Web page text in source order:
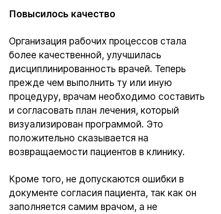
Повысилось качество
Организация рабочих процессов стала
более качественной, улучшилась
дисциплинированность врачей. Теперь
прежде чем выполнить ту или иную
процедуру, врачам необходимо составить
и согласовать план лечения, который
визуализирован программой. Это
положительно сказывается на
возвращаемости пациентов в клинику.
Кроме того, не допускаются ошибки в
документе согласия пациента, так как он
заполняется самим врачом, а не